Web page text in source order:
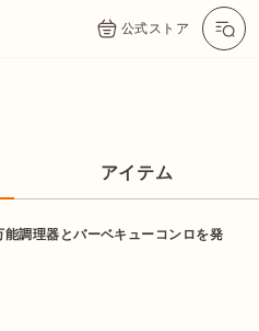
公式ストア
アイテム
調理器とバーベキューコンロを発